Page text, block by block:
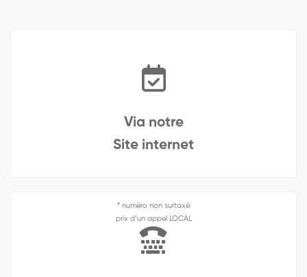
Via notre
Site internet
* numéro non surtaxé
prix d’un appel LOCAL